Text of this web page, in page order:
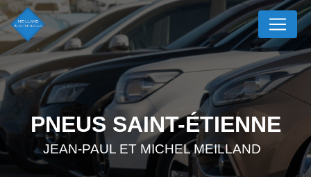
PNEUS SAINT-ÉTIENNE
JEAN-PAUL ET MICHEL MEILLAND
Panneau de gestion des cookies